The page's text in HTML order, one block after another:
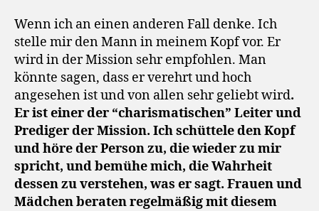
Wenn ich an einen anderen Fall denke. Ich
stelle mir den Mann in meinem Kopf vor. Er
wird in der Mission sehr empfohlen. Man
könnte sagen, dass er verehrt und hoch
angesehen ist und von allen sehr geliebt wird.
Er ist einer der “charismatischen” Leiter und
Prediger der Mission. Ich schüttele den Kopf
und höre der Person zu, die wieder zu mir
spricht, und bemühe mich, die Wahrheit
dessen zu verstehen, was er sagt. Frauen und
Mädchen beraten regelmäßig mit diesem